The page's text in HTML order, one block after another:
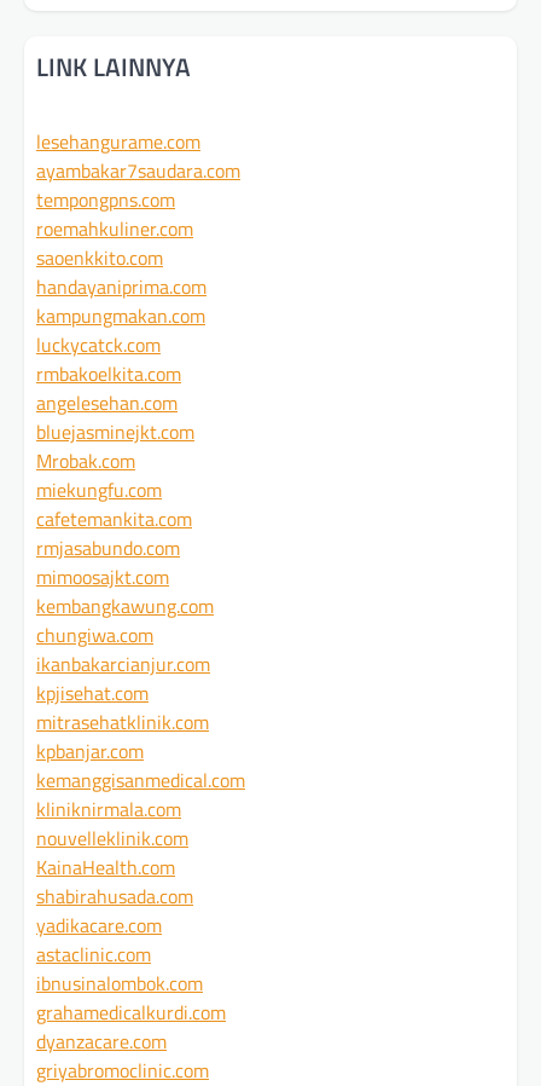
LINK LAINNYA
lesehangurame.com
ayambakar7saudara.com
tempongpns.com
roemahkuliner.com
saoenkkito.com
handayaniprima.com
kampungmakan.com
luckycatck.com
rmbakoelkita.com
angelesehan.com
bluejasminejkt.com
Mrobak.com
miekungfu.com
cafetemankita.com
rmjasabundo.com
mimoosajkt.com
kembangkawung.com
chungiwa.com
ikanbakarcianjur.com
kpjisehat.com
mitrasehatklinik.com
kpbanjar.com
kemanggisanmedical.com
kliniknirmala.com
nouvelleklinik.com
KainaHealth.com
shabirahusada.com
yadikacare.com
astaclinic.com
ibnusinalombok.com
grahamedicalkurdi.com
dyanzacare.com
griyabromoclinic.com